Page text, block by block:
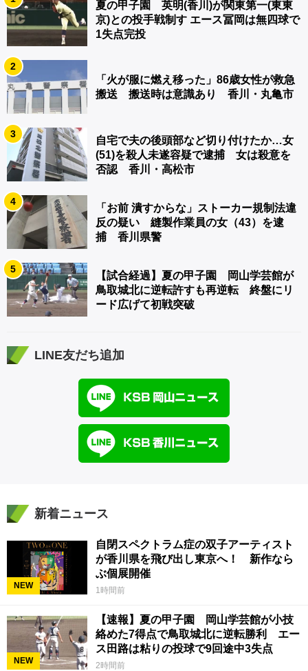
夏の甲子園 英明(香川)が関東第一(東東
京)との投手戦制す エース冨岡は無四球で
1失点完投
2
「火が服に燃え移った」86歳女性が救急
搬送 搬送時は意識あり 香川・丸亀市
3
自宅で夫の後頭部など切り付けたか…女
(51)を殺人未遂容疑で逮捕 女は殺意を
否認 香川・高松市
4
「お前 潰すからな」ストーカー規制法違
反の疑い 縫製作業員の女（43）を逮
捕 香川県警
5
【試合経過】夏の甲子園 岡山学芸館が
鳥取城北に逆転許すも再逆転 終盤にリ
ード広げて初戦突破
LINE友だち追加
新着ニュース
NEW
自閉スペクトラム症の双子アーティスト
が香川県を飛び出し東京へ！ 新作なら
ぶ個展開催
1時間前
NEW
【速報】夏の甲子園 岡山学芸館が小技
絡めた7得点で鳥取城北に逆転勝利 エー
ス田路は粘りの投球で9回途中3失点
2時間前